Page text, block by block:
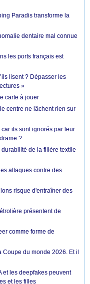
Paradis transforme la
dentaire mal connue
les ports français est
lisent ? Dépasser les
»
carte à jouer
centre ne lâchent rien sur
ils sont ignorés par leur
?
de la filière textile
attaques contre des
risque d'entraîner des
présentent de
comme forme de
du monde 2026. Et il
et les deepfakes peuvent
et les filles